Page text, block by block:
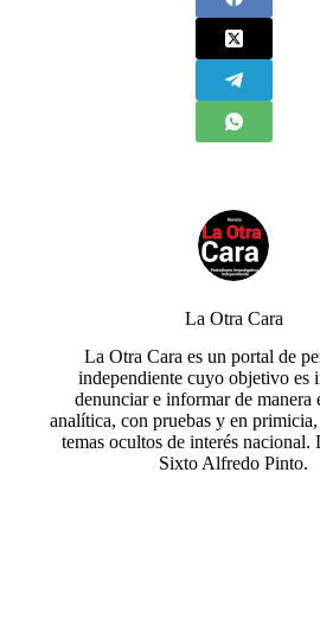
La Otra Cara
La Otra Cara es un portal de
independiente cuyo objetivo es
denunciar e informar de manera
analítica, con pruebas y en primicia,
temas ocultos de interés
Sixto Alfredo Pinto.